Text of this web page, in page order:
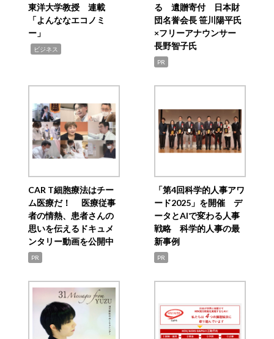
東洋大学教授 連載
「よんななエコノミ
ー」
ビジネス
る 遺贈寄付 日本財
団名誉会長 笹川陽平氏
×フリーアナウンサー
長野智子氏
PR
CAR T細胞療法はチー
ム医療だ！ 医療従事
者の情熱、患者さんの
思いを伝えるドキュメ
ンタリー動画を公開中
PR
「第4回科学的人事アワ
ード2025」を開催 デ
ータとAIで変わる人事
戦略 科学的人事の最
新事例
PR